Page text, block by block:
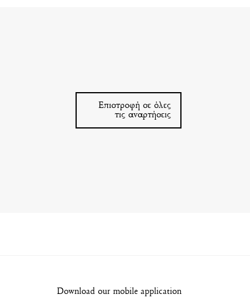
Επιστροφή σε όλες
τις αναρτήσεις
Download our mobile application